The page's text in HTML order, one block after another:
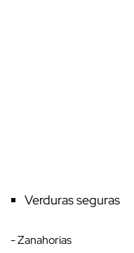
Verduras seguras
- Zanahorias